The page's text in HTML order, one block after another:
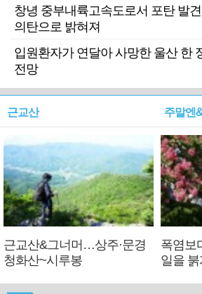
창녕 중부내륙고속도로서 포탄 발
의탄으로 밝혀져
입원환자가 연달아 사망한 울산 한
전망
근교산
근교산&그너머…상주·문경
청화산~시루봉
주말엔
폭염보
일을 붉